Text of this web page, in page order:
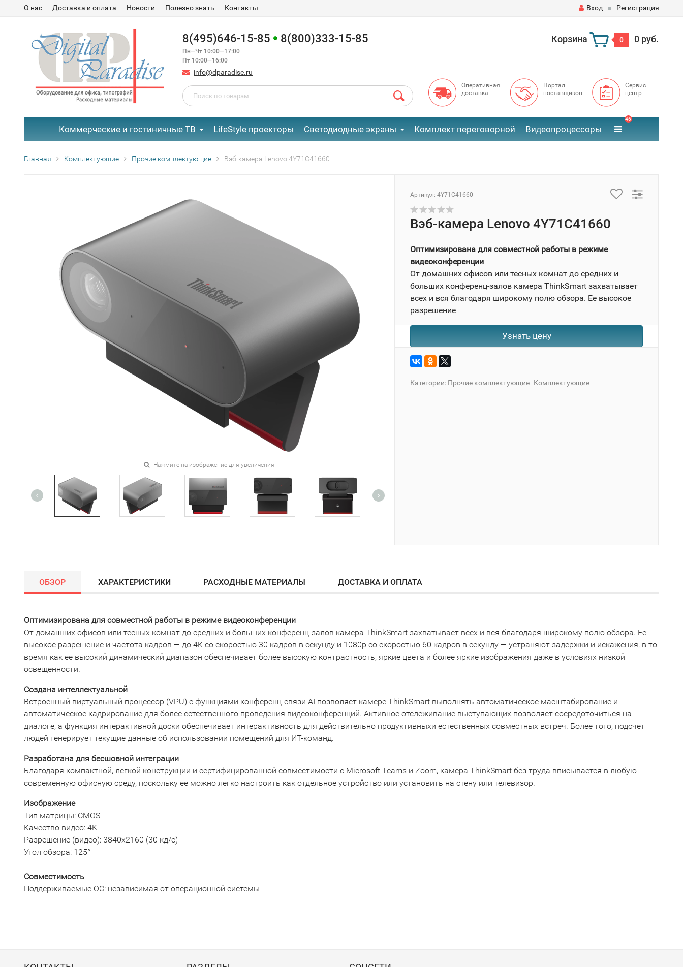
О нас Доставка и оплата Новости Полезно знать Контакты Вход Регистрация
8(495)646-15-85 8(800)333-15-85
Пн—Чт 10:00—17:00
Пт 10:00—16:00
info@dparadise.ru
Корзина 0 0 руб.
Оперативная
доставка
Портал
поставщиков
Сервис
центр
Коммерческие и гостиничные ТВ LifeStyle проекторы Светодиодные экраны Комплект переговорной Видеопроцессоры
46
Главная Комплектующие Прочие комплектующие Вэб-камера Lenovo 4Y71C41660
Нажмите на изображение для увеличения
Артикул: 4Y71C41660
Вэб-камера Lenovo 4Y71C41660
Оптимизирована для совместной работы в режиме
видеоконференции
От домашних офисов или тесных комнат до средних и
больших конференц-залов камера ThinkSmart захватывает
всех и вся благодаря широкому полю обзора. Ее высокое
разрешение
Узнать цену
Категории: Прочие комплектующие Комплектующие
ОБЗОР ХАРАКТЕРИСТИКИ РАСХОДНЫЕ МАТЕРИАЛЫ ДОСТАВКА И ОПЛАТА
Оптимизирована для совместной работы в режиме видеоконференции
От домашних офисов или тесных комнат до средних и больших конференц-залов камера ThinkSmart захватывает всех и вся благодаря широкому полю обзора. Ее
высокое разрешение и частота кадров — до 4K со скоростью 30 кадров в секунду и 1080p со скоростью 60 кадров в секунду — устраняют задержки и искажения, в то
время как ее высокий динамический диапазон обеспечивает более высокую контрастность, яркие цвета и более яркие изображения даже в условиях низкой
освещенности.
Создана интеллектуальной
Встроенный виртуальный процессор (VPU) с функциями конференц-связи AI позволяет камере ThinkSmart выполнять автоматическое масштабирование и
автоматическое кадрирование для более естественного проведения видеоконференций. Активное отслеживание выступающих позволяет сосредоточиться на
диалоге, а функция интерактивной доски обеспечивает интерактивность для действительно продуктивныхи естественных совместных встреч. Более того, подсчет
людей генерирует текущие данные об использовании помещений для ИТ-команд.
Разработана для бесшовной интеграции
Благодаря компактной, легкой конструкции и сертифицированной совместимости с Microsoft Teams и Zoom, камера ThinkSmart без труда вписывается в любую
современную офисную среду, поскольку ее можно легко настроить как отдельное устройство или установить на стену или телевизор.
Изображение
Тип матрицы: CMOS
Качество видео: 4K
Разрешение (видео): 3840x2160 (30 кд/с)
Угол обзора: 125°
Совместимость
Поддерживаемые ОС: независимая от операционной системы